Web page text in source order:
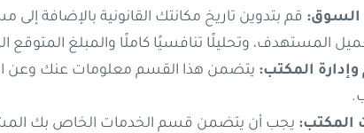
السوق: قم بتدوين تاريخ مكانتك القانونية
المستهدف، وتحليلًا تنافسيًا كاملًا والمبلغ
المكتب: يتضمن هذا القسم معلومات عنك وعن
المكتب: يجب أن يتضمن قسم الخدمات الخاص بك